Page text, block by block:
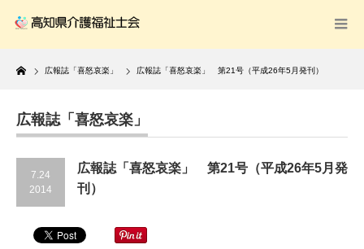
Home
広報誌「喜怒哀楽」 広報誌「喜怒哀楽」 第21号（平成26年5月発刊）
広報誌「喜怒哀楽」
7.24
2014
広報誌「喜怒哀楽」 第21号（平成26年5月発
刊）